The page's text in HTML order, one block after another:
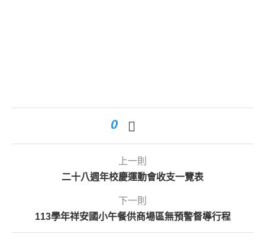
0
上一則
二十八週年校慶運動會收支一覽表
下一則
113學年祥安國小午餐供商場區無預警督導行程